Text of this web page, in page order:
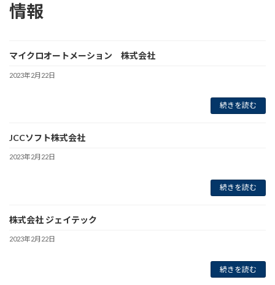
情報
マイクロオートメーション 株式会社
2023年2月22日
続きを読む
JCCソフト株式会社
2023年2月22日
続きを読む
株式会社 ジェイテック
2023年2月22日
続きを読む